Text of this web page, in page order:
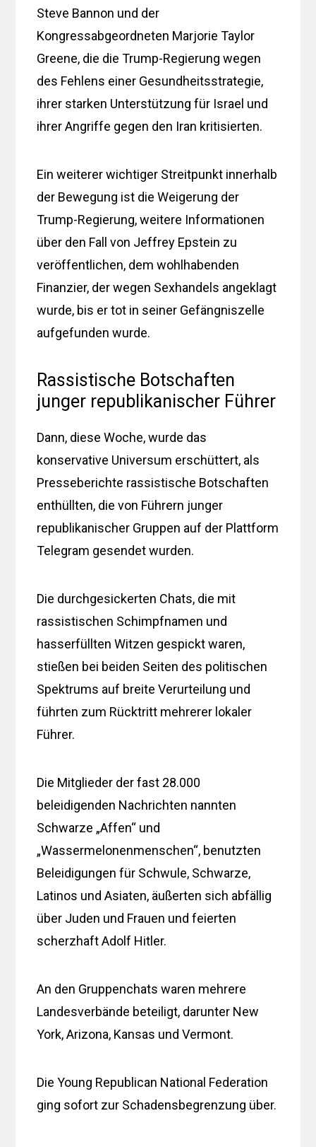
Steve Bannon und der
Kongressabgeordneten Marjorie Taylor
Greene, die die Trump-Regierung wegen
des Fehlens einer Gesundheitsstrategie,
ihrer starken Unterstützung für Israel und
ihrer Angriffe gegen den Iran kritisierten.
Ein weiterer wichtiger Streitpunkt innerhalb
der Bewegung ist die Weigerung der
Trump-Regierung, weitere Informationen
über den Fall von Jeffrey Epstein zu
veröffentlichen, dem wohlhabenden
Finanzier, der wegen Sexhandels angeklagt
wurde, bis er tot in seiner Gefängniszelle
aufgefunden wurde.
Rassistische Botschaften
junger republikanischer Führer
Dann, diese Woche, wurde das
konservative Universum erschüttert, als
Presseberichte rassistische Botschaften
enthüllten, die von Führern junger
republikanischer Gruppen auf der Plattform
Telegram gesendet wurden.
Die durchgesickerten Chats, die mit
rassistischen Schimpfnamen und
hasserfüllten Witzen gespickt waren,
stießen bei beiden Seiten des politischen
Spektrums auf breite Verurteilung und
führten zum Rücktritt mehrerer lokaler
Führer.
Die Mitglieder der fast 28.000
beleidigenden Nachrichten nannten
Schwarze „Affen“ und
„Wassermelonenmenschen“, benutzten
Beleidigungen für Schwule, Schwarze,
Latinos und Asiaten, äußerten sich abfällig
über Juden und Frauen und feierten
scherzhaft Adolf Hitler.
An den Gruppenchats waren mehrere
Landesverbände beteiligt, darunter New
York, Arizona, Kansas und Vermont.
Die Young Republican National Federation
ging sofort zur Schadensbegrenzung über.